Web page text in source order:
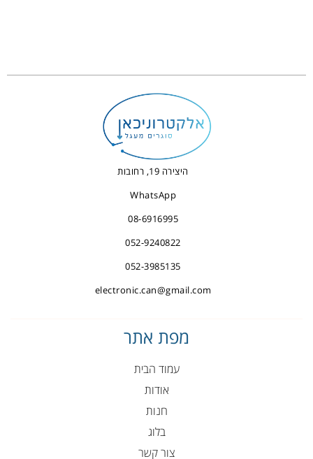
היצירה 19, רחובות
WhatsApp
08-6916995
052-9240822
052-3985135
electronic.can@gmail.com
מפת אתר
עמוד הבית
אודות
חנות
בלוג
צור קשר